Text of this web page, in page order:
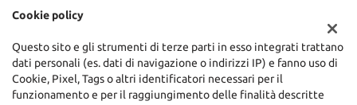
Auto & Motori Di Daniele Bagozzi
Via della Stella, 138, Concesio (BS)
C.F/P.IVA:03856060987
Registro delle imprese: BS
Cookie policy
Questo sito e gli strumenti di terze parti in esso integrati trattano
dati personali (es. dati di navigazione o indirizzi IP) e fanno uso di
Cookie, Pixel, Tags o altri identificatori necessari per il
funzionamento e per il raggiungimento delle finalità descritte